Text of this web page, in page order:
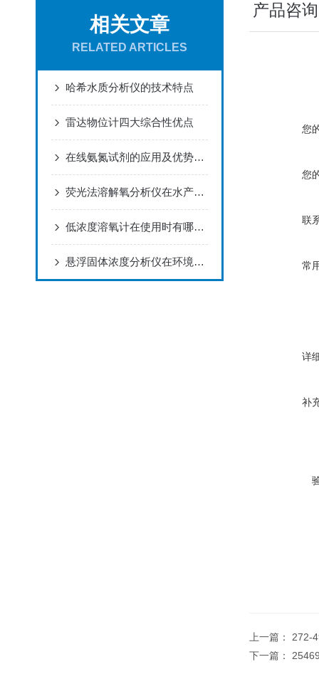
相关文章
RELATED ARTICLES
哈希水质分析仪的技术特点
雷达物位计四大综合性优点
在线氨氮试剂的应用及优势，快来看下吧！
荧光法溶解氧分析仪在水产养殖中的应用
低浓度溶氧计在使用时有哪些注意事项？
悬浮固体浓度分析仪在环境监测中的应用
产品咨询
您
您
联
常
详
补
上一篇： 272-
下一篇：